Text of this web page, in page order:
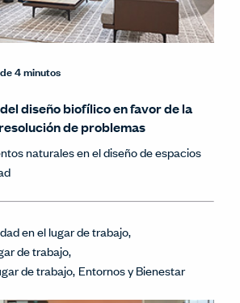
4 minutos
diseño biofílico en favor de la
de problemas
naturales en el diseño de espacios
en el lugar de trabajo
de trabajo
de trabajo Entornos y Bienestar